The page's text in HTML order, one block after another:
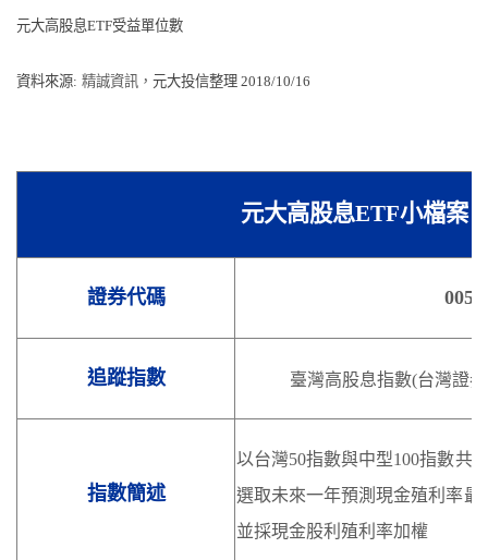
元大高股息ETF受益單位數
資料來源: 精誠資訊， 元大投信整理 2018/10/16
元大高股息ETF小檔案
證券代碼 0056
追蹤指數 臺灣高股息指數(台灣證
指數簡述
以台灣50指數與中型100指數共
選取未來一年預測現金殖利率最
並採現金股利殖利率加權